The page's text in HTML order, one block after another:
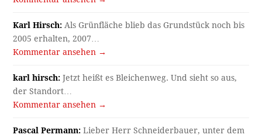
Karl Hirsch: Als Grünfläche blieb das Grundstück noch bis
2005 erhalten, 2007…
Kommentar ansehen →
karl hirsch: Jetzt heißt es Bleichenweg. Und sieht so aus,
der Standort…
Kommentar ansehen →
Pascal Permann: Lieber Herr Schneiderbauer, unter dem